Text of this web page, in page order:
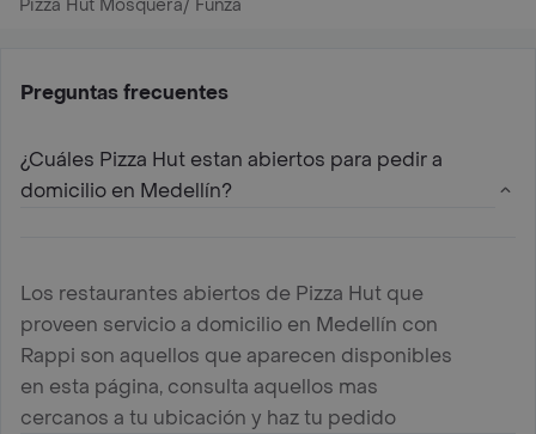
Pizza Hut Mosquera/ Funza
Preguntas frecuentes
¿Cuáles Pizza Hut estan abiertos para pedir a
domicilio en Medellín?
Los restaurantes abiertos de Pizza Hut que
proveen servicio a domicilio en Medellín con
Rappi son aquellos que aparecen disponibles
en esta página, consulta aquellos mas
cercanos a tu ubicación y haz tu pedido